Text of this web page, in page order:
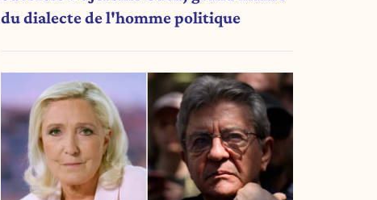
du dialecte de l'homme politique